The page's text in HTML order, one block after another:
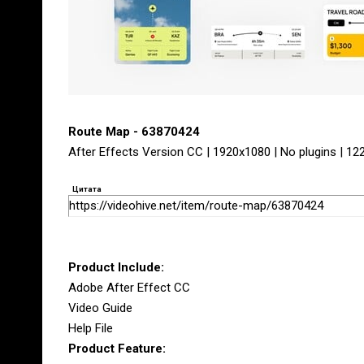
Route Map - 63870424
After Effects Version CC | 1920x1080 | No plugins |
Цитата
https://videohive.net/item/route-map/63870424
Product Include:
Adobe After Effect CC
Video Guide
Help File
Product Feature: